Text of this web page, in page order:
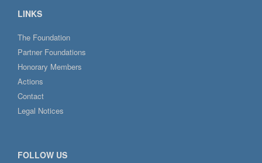
LINKS
The Foundation
Partner Foundations
Honorary Members
Actions
Contact
Legal Notices
FOLLOW US